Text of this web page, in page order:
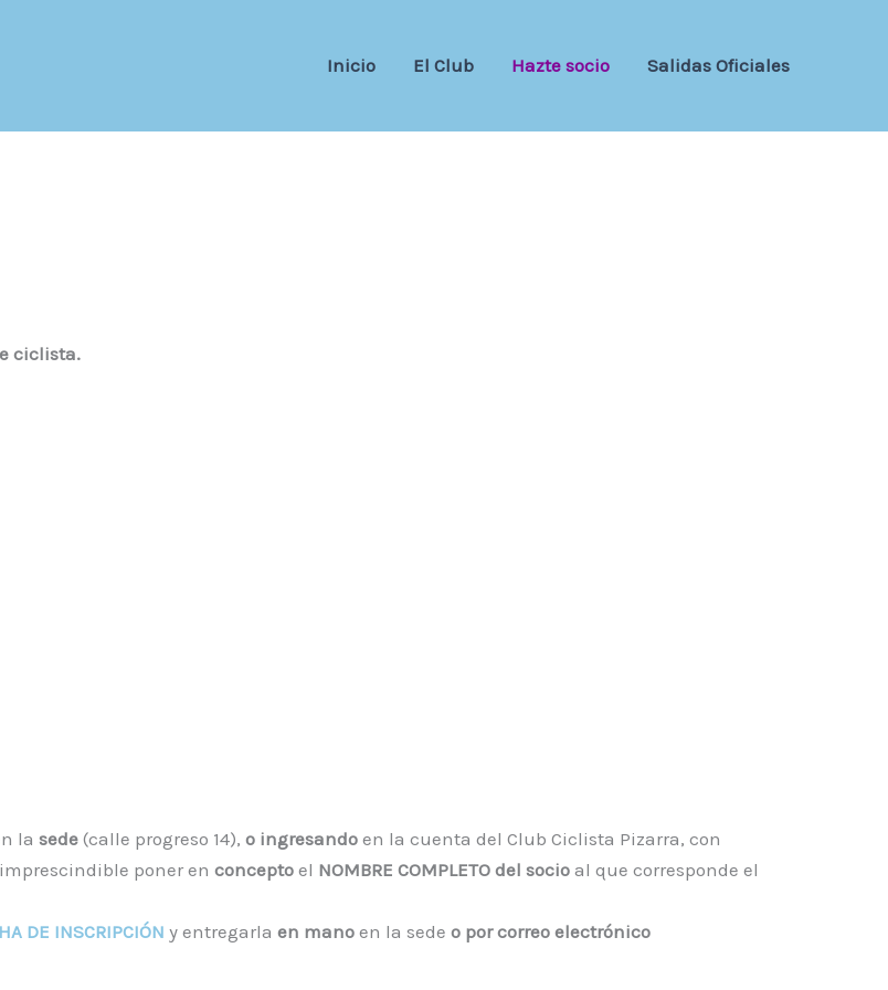
Inicio El Club Hazte socio Salidas Oficiales
ciclista.
la sede (calle progreso 14), o ingresando en la cuenta del Club Ciclista Pizarra, con
poner en concepto el NOMBRE COMPLETO del socio al que corresponde el
DE INSCRIPCIÓN y entregarla en mano en la sede o por correo electrónico